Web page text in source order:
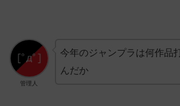
管理人
今年のジャンプラは何作品
んだか